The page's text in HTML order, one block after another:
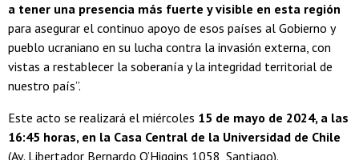
a tener una presencia más fuerte y visible en esta región
para asegurar el continuo apoyo de esos países al Gobierno y
pueblo ucraniano en su lucha contra la invasión externa, con
vistas a restablecer la soberanía y la integridad territorial de
nuestro país”.
Este acto se realizará el miércoles 15 de mayo de 2024, a las
16:45 horas, en la Casa Central de la Universidad de Chile
(Av. Libertador Bernardo O’Higgins 1058, Santiago).